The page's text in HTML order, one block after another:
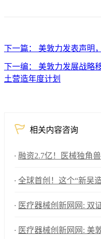
下一篇： 美敦力发表声明
下一编： 美敦力发展战略
土营造年度计划
相关内容咨询
融资2.7亿！医械独角
全球首创！这个“新吴
医疗器械创新网网: 双证，均国
医疗器械创新网网: 美敦力战